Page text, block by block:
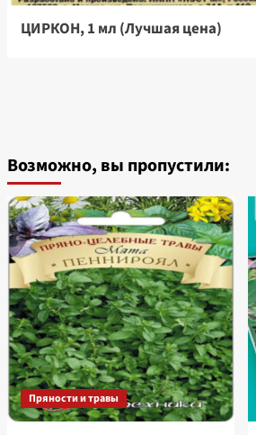
ЦИРКОН, 1 мл (Лучшая цена)
Возможно, вы пропустили:
Пряности и травы